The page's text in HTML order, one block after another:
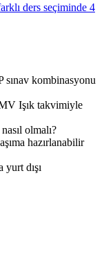
ders seçiminde 4
kombinasyonu
Işık takvimiyle
olmalı?
hazırlanabilir
dışı